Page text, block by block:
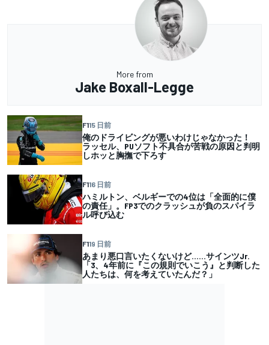
More from
Jake Boxall-Legge
F115 日前
俺のドライビングが悪いわけじゃなかった！
ラッセル、PUソフト不具合が苦戦の原因と判明
しホッと胸撫で下ろす
F116 日前
ハミルトン、ベルギーでの4位は「全面的に僕
の責任」。FP3でのクラッシュが負のスパイラ
ル呼び込む
F119 日前
あまり悪口言いたくないけど……サインツJr.
「3、4年前に『この規則でいこう』と判断した
人たちは、何を考えていたんだ？」